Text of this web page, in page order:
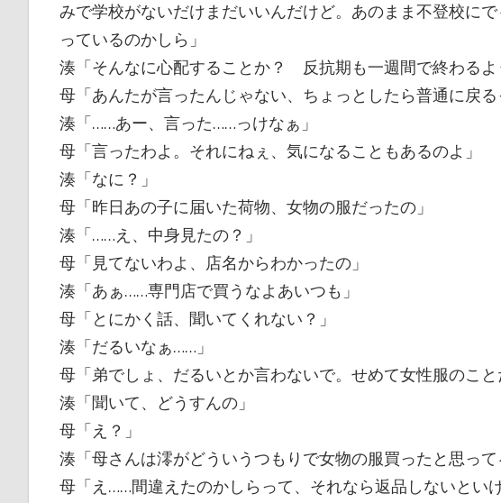
みで学校がないだけまだいいんだけど。あのまま不登校に
っているのかしら」
湊「そんなに心配することか？ 反抗期も一週間で終わるよ
母「あんたが言ったんじゃない、ちょっとしたら普通に戻る
湊「……あー、言った……っけなぁ」
母「言ったわよ。それにねぇ、気になることもあるのよ」
湊「なに？」
母「昨日あの子に届いた荷物、女物の服だったの」
湊「……え、中身見たの？」
母「見てないわよ、店名からわかったの」
湊「あぁ……専門店で買うなよあいつも」
母「とにかく話、聞いてくれない？」
湊「だるいなぁ……」
母「弟でしょ、だるいとか言わないで。せめて女性服のこと
湊「聞いて、どうすんの」
母「え？」
湊「母さんは澪がどういうつもりで女物の服買ったと思って
母「え……間違えたのかしらって、それなら返品しないとい